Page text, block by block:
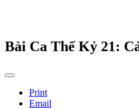
Bài Ca Thế Kỷ 21:
Print
Email